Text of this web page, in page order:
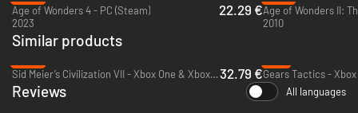
Belangrijkste kenmerken
Turn-based SF-gevechten - Perfectioneer je gevechtsstrategieën tijdens
intense turn-based gevechten met een grote selectie facties,
aanpasbare eenheden en vernietigbare omgevingen.
Ontdek een rijke SF-wereld - Welke geheimen worden er ontrafeld
wanneer je de geschiedenis van een gevallen galactisch imperium
onthuld? Ontdek het lot van de Star Union door weelderige landschappen,
Age of Wonders 4 - PC (Steam)
2023
22.29 €
2010
Similar products
Sid Meier’s Civilization VII - Xbox One & Xbox Series X|S32.79 €Gears Tactics -
Reviews All languages